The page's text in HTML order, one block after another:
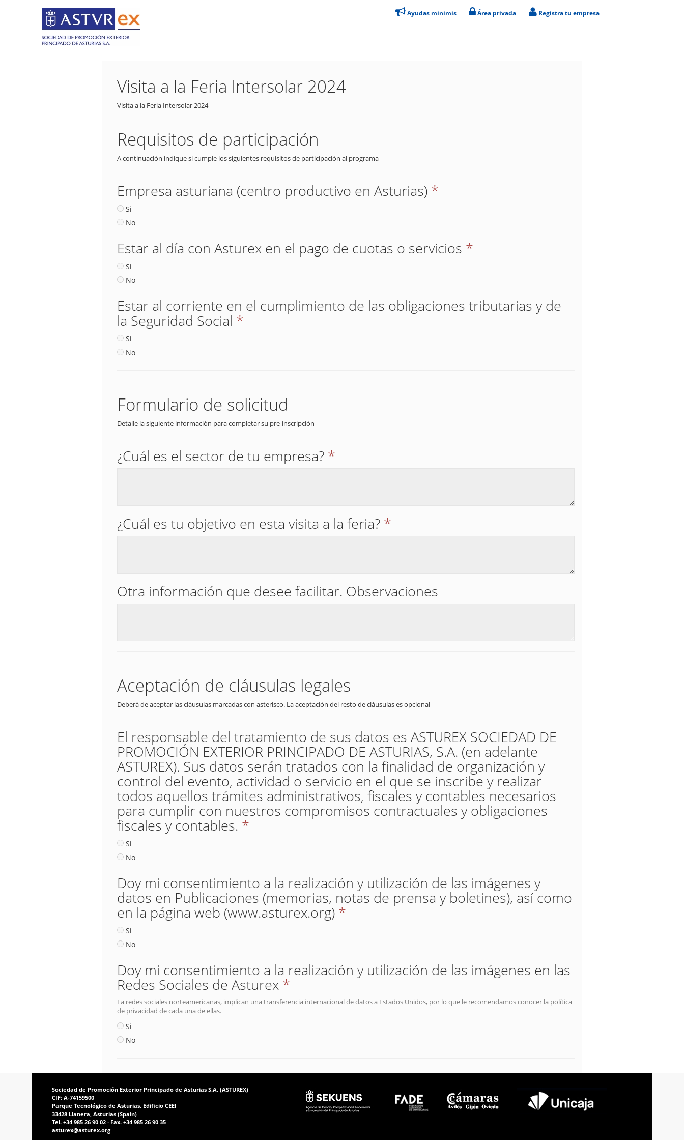
Registra tu empresa
Área privada
Ayudas minimis
Visita a la Feria Intersolar 2024
Visita a la Feria Intersolar 2024
Requisitos de participación
A continuación indique si cumple los siguientes requisitos de participación al programa
Empresa asturiana (centro productivo en Asturias) *
Si
No
Estar al día con Asturex en el pago de cuotas o servicios *
Si
No
Estar al corriente en el cumplimiento de las obligaciones tributarias y de
la Seguridad Social *
Si
No
Formulario de solicitud
Detalle la siguiente información para completar su pre-inscripción
¿Cuál es el sector de tu empresa? *
¿Cuál es tu objetivo en esta visita a la feria? *
Otra información que desee facilitar. Observaciones
Aceptación de cláusulas legales
Deberá de aceptar las cláusulas marcadas con asterisco. La aceptación del resto de cláusulas es opcional
El responsable del tratamiento de sus datos es ASTUREX SOCIEDAD DE
PROMOCIÓN EXTERIOR PRINCIPADO DE ASTURIAS, S.A. (en adelante
ASTUREX). Sus datos serán tratados con la finalidad de organización y
control del evento, actividad o servicio en el que se inscribe y realizar
todos aquellos trámites administrativos, fiscales y contables necesarios
para cumplir con nuestros compromisos contractuales y obligaciones
fiscales y contables. *
Si
No
Doy mi consentimiento a la realización y utilización de las imágenes y
datos en Publicaciones (memorias, notas de prensa y boletines), así como
en la página web (www.asturex.org) *
Si
No
Doy mi consentimiento a la realización y utilización de las imágenes en las
Redes Sociales de Asturex *
La redes sociales norteamericanas, implican una transferencia internacional de datos a Estados Unidos, por lo que le recomendamos conocer la política
de privacidad de cada una de ellas.
Si
No
Sociedad de Promoción Exterior Principado de Asturias S.A. (ASTUREX)
CIF: A-74159500
Parque Tecnológico de Asturias. Edificio CEEI
33428 Llanera, Asturias (Spain)
Tel. +34 985 26 90 02 · Fax. +34 985 26 90 35
asturex@asturex.org